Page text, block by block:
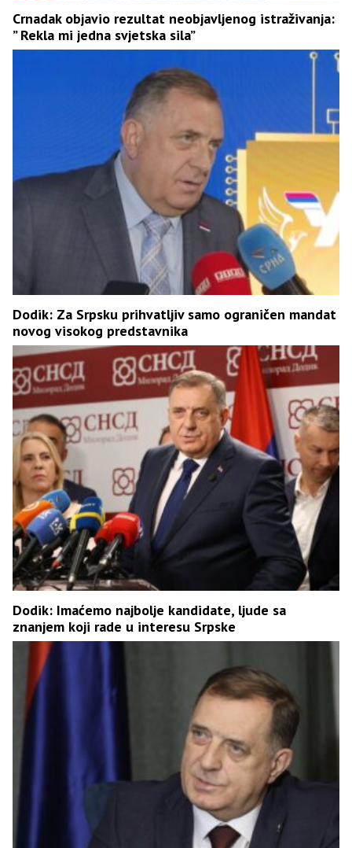
Crnadak objavio rezultat neobjavljenog istraživanja:
” Rekla mi jedna svjetska sila”
Dodik: Za Srpsku prihvatljiv samo ograničen mandat
novog visokog predstavnika
Dodik: Imaćemo najbolje kandidate, ljude sa
znanjem koji rade u interesu Srpske